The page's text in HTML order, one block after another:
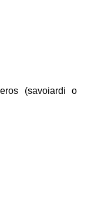
(savoiardi o